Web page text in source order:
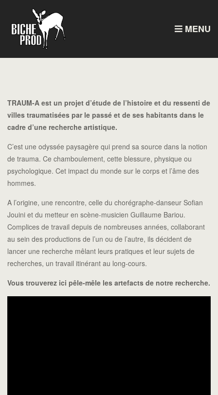
MENU
TRAUM-A est un projet d’étude de l’histoire et du ressenti de
villes traumatisées par le passé et de ses habitants dans le
cadre d’une recherche artistique.
C’est une odyssée paysagère qui prend sa source dans la notion
de trauma. Ce chamboulement, cette blessure, physique ou
psychologique. Cet impact du monde sur le corps et l’âme des
hommes.
A l’origine, une rencontre, celle du chorégraphe-danseur Sofian
Jouini et du metteur en scène-musicien Guillaume Bariou.
Complices de travail depuis de nombreuses années, collaborant
au sein des productions de l’un ou de l’autre, ils décident de
lancer une recherche mêlant leurs pratiques et leur sujets de
recherches, un travail itinérant au long-cours.
Vous trouverez ici pêle-mêle les artefacts de notre recherche.